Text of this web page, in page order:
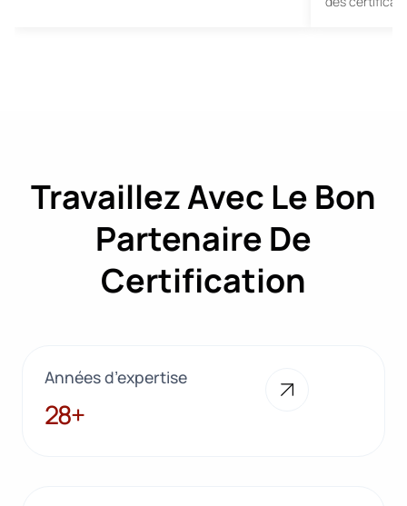
Travaillez Avec Le Bon
Partenaire De
Certification
Années d’expertise
28+
28+